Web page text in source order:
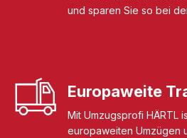
und sparen Sie so bei
Europaweite
Mit Umzugsprofi HÄRTL
europaweiten Umzügen